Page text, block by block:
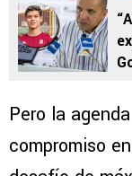
Pero la
compromiso